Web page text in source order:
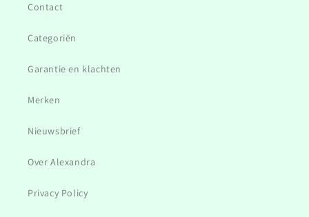
Contact
Categoriën
Garantie en klachten
Merken
Nieuwsbrief
Over Alexandra
Privacy Policy